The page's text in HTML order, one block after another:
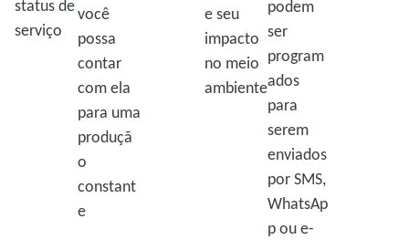
status de
serviço
você
possa
contar
com ela
para uma
produçã
o
constant
e
e seu
impacto
no meio
ambiente
podem
ser
program
ados
para
serem
enviados
por SMS,
WhatsAp
p ou e-